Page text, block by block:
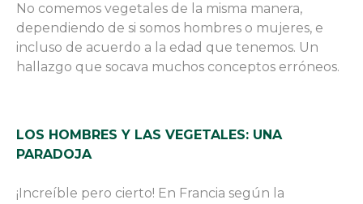
No comemos vegetales de la misma manera,
dependiendo de si somos hombres o mujeres, e
incluso de acuerdo a la edad que tenemos. Un
hallazgo que socava muchos conceptos erróneos.
LOS HOMBRES Y LAS VEGETALES: UNA
PARADOJA
¡Increíble pero cierto! En Francia según la